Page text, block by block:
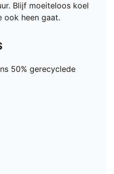
Blijf moeiteloos koel
ook heen gaat.
50% gerecyclede